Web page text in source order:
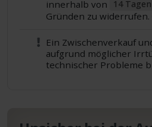
innerhalb von
14 Tagen
Gründen zu widerrufen.
Ein Zwischenverkauf
aufgrund möglicher
technischer Probleme